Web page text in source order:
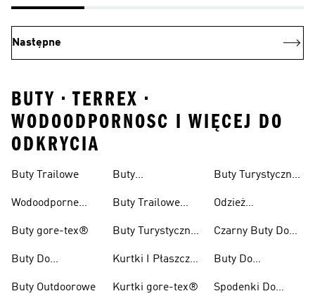
Następne
BUTY • TERREX •
WODOODPORNOSC I WIĘCEJ DO
ODKRYCIA
Buty Trailowe
Wodoodporne
W Terenie
Buty gore-tex®
Buty Do
Buty Outdoorowe
Buty
Buty Trailowe
Buty Turystyczne
Kurtki I Płaszcze
Kurtki gore-tex®
Buty Turystyczne
Odzież
Czarny Buty Do
Wędrówek
Buty Do
Górskiego Dla
Spodenki Do